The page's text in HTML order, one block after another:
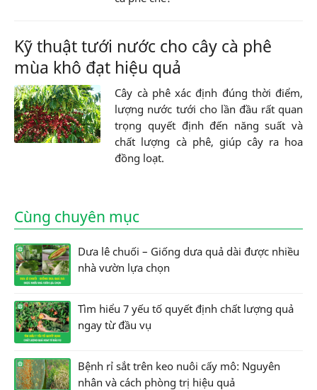
Kỹ thuật tưới nước cho cây cà phê
mùa khô đạt hiệu quả
Cây cà phê xác định đúng thời điểm,
lượng nước tưới cho lần đầu rất quan
trọng quyết định đến năng suất và
chất lượng cà phê, giúp cây ra hoa
đồng loạt.
Cùng chuyên mục
Dưa lê chuối – Giống dưa quả dài được nhiều
nhà vườn lựa chọn
Tìm hiểu 7 yếu tố quyết định chất lượng quả
ngay từ đầu vụ
Bệnh rỉ sắt trên keo nuôi cấy mô: Nguyên
nhân và cách phòng trị hiệu quả